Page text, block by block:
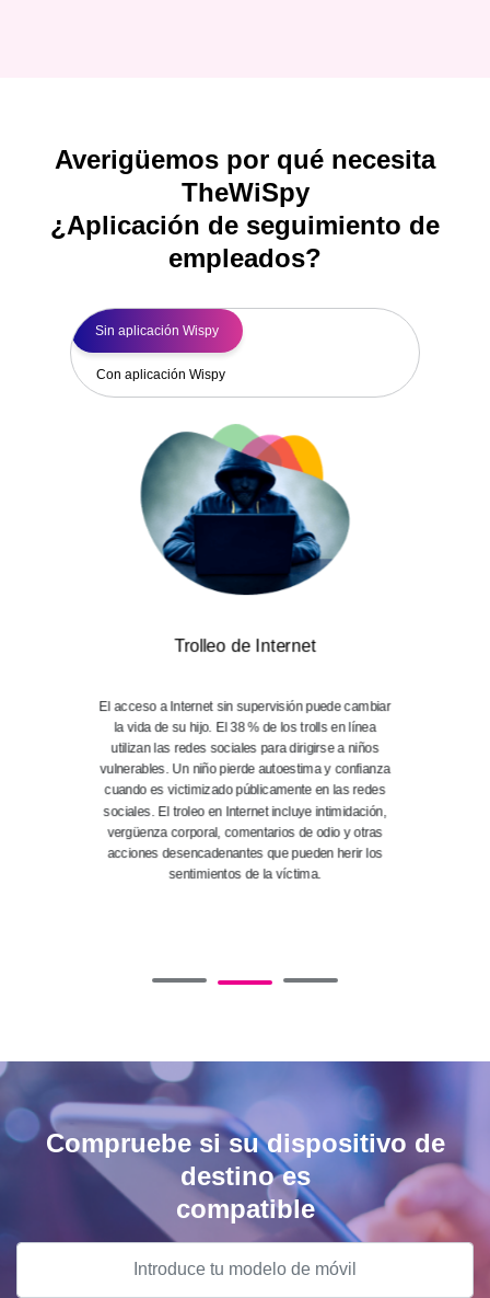
Averigüemos por qué necesita
TheWiSpy
¿Aplicación de seguimiento de
empleados?
Sin aplicación Wispy
Con aplicación Wispy
Trolleo de Internet
El acceso a Internet sin supervisión puede cambiar
la vida de su hijo. El 38 % de los trolls en línea
utilizan las redes sociales para dirigirse a niños
vulnerables. Un niño pierde autoestima y confianza
cuando es victimizado públicamente en las redes
sociales. El troleo en Internet incluye intimidación,
vergüenza corporal, comentarios de odio y otras
acciones desencadenantes que pueden herir los
sentimientos de la víctima.
Compruebe si su dispositivo de
destino es
compatible